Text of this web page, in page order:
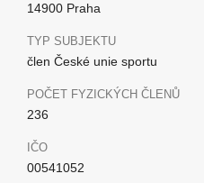
14900 Praha
TYP SUBJEKTU
člen České unie sportu
POČET FYZICKÝCH ČLENŮ
236
IČO
00541052